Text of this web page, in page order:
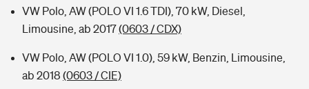
VW Polo, AW (POLO VI 1.6 TDI), 70 kW, Diesel,
Limousine, ab 2017(0603 / CDX)
VW Polo, AW (POLO VI 1.0), 59 kW, Benzin, Limousine,
ab 2018 (0603 / CIE)